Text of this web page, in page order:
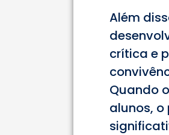
Além
crítica e
Quando
alunos, o